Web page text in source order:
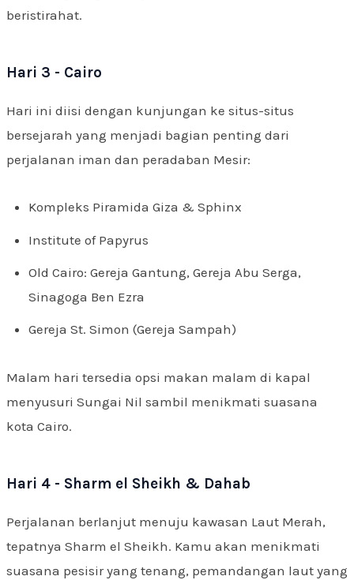
beristirahat.
Hari 3 - Cairo
Hari ini diisi dengan kunjungan ke situs-situs
bersejarah yang menjadi bagian penting dari
perjalanan iman dan peradaban Mesir:
Kompleks Piramida Giza & Sphinx
Institute of Papyrus
Old Cairo: Gereja Gantung, Gereja Abu Serga,
Sinagoga Ben Ezra
Gereja St. Simon (Gereja Sampah)
Malam hari tersedia opsi makan malam di kapal
menyusuri Sungai Nil sambil menikmati suasana
kota Cairo.
Hari 4 - Sharm el Sheikh & Dahab
Perjalanan berlanjut menuju kawasan Laut Merah,
tepatnya Sharm el Sheikh. Kamu akan menikmati
suasana pesisir yang tenang, pemandangan laut yang